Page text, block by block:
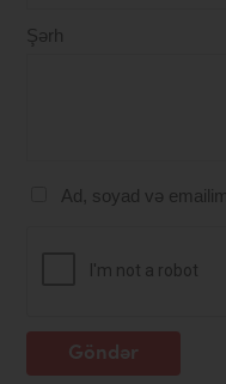
Şərh
Ad, soyad və
Göndər